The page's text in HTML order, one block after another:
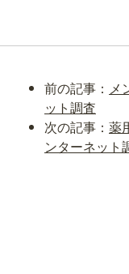
前の記事： メ
ット調査
次の記事： 薬
ンターネット